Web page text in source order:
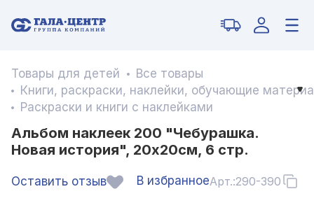
Товары для детей
Все товары
Книги, раскраски, наклейки, обучающие
Раскраски и книги с наклейками
Альбом наклеек 200 "Чебурашка.
Новая история", 20х20см, 6 стр.
Оставить отзыв В избранноеАрт.:290-390